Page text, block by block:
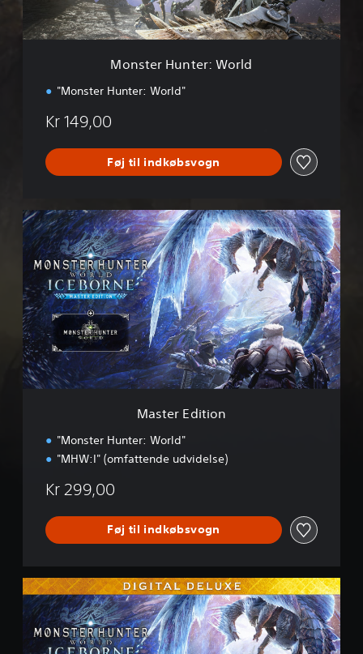
e
Monster Hunter: World
"Monster Hunter: World"
Kr 149,00
Føj til indkøbsvogn
M
a
s
r
E
d
i
t
i
o
Master Edition
"Monster Hunter: World"
"MHW:I" (omfattende udvidelse)
Kr 299,00
Føj til indkøbsvogn
M
a
s